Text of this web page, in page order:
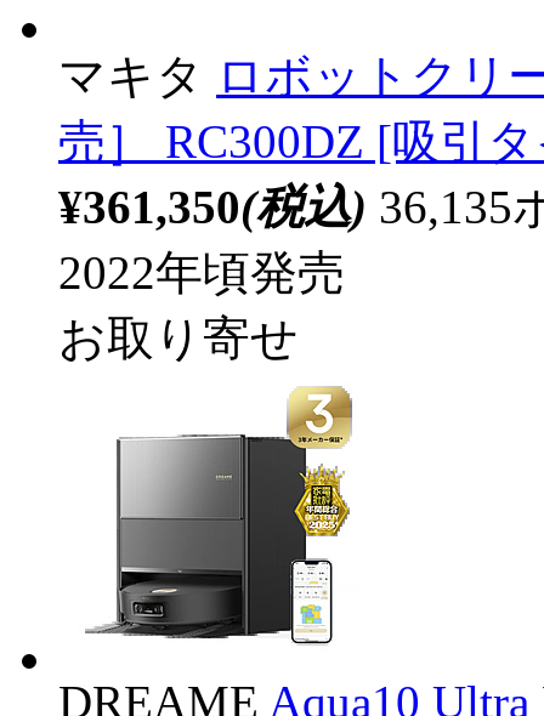
マキタ ロボットクリ
売］ RC300DZ [吸引
¥361,350(税込) 36,135
2022年頃発売
お取り寄せ
DREAME Aqua10